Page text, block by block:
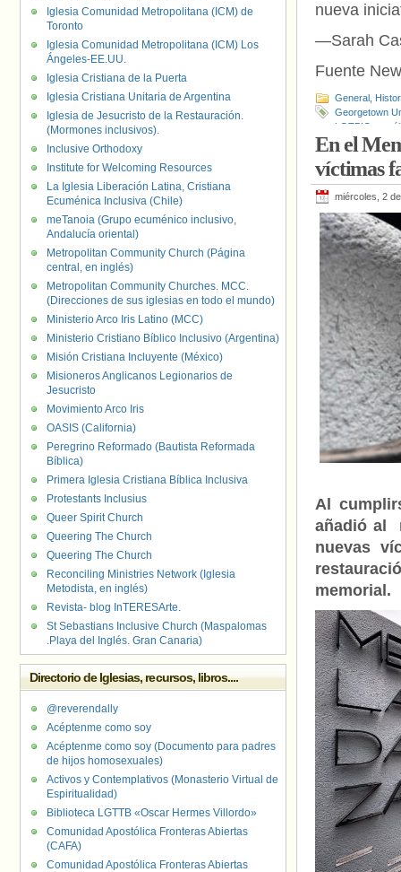
nueva
—Sarah
Fuente
General
Georgetown
LGTBIQ+
En el
víctimas
miércoles, 2
Al
añadió al
nuevas
memorial.
Iglesia Comunidad Metropolitana (ICM) de
Toronto
Iglesia Comunidad Metropolitana (ICM) Los
Ángeles-EE.UU.
Iglesia Cristiana de la Puerta
Iglesia Cristiana Unitaria de Argentina
Iglesia de Jesucristo de la Restauración.
(Mormones inclusivos).
Inclusive Orthodoxy
Institute for Welcoming Resources
La Iglesia Liberación Latina, Cristiana
Ecuménica Inclusiva (Chile)
meTanoia (Grupo ecuménico inclusivo,
Andalucía oriental)
Metropolitan Community Church (Página
central, en inglés)
Metropolitan Community Churches. MCC.
(Direcciones de sus iglesias en todo el mundo)
Ministerio Arco Iris Latino (MCC)
Ministerio Cristiano Bíblico Inclusivo (Argentina)
Misión Cristiana Incluyente (México)
Misioneros Anglicanos Legionarios de
Jesucristo
Movimiento Arco Iris
OASIS (California)
Peregrino Reformado (Bautista Reformada
Bíblica)
Primera Iglesia Cristiana Bíblica Inclusiva
Protestants Inclusius
Queer Spirit Church
Queering The Church
Queering The Church
Reconciling Ministries Network (Iglesia
Metodista, en inglés)
Revista- blog InTERESArte.
St Sebastians Inclusive Church (Maspalomas
.Playa del Inglés. Gran Canaria)
Directorio de Iglesias, recursos, libros....
@reverendally
Acéptenme como soy
Acéptenme como soy (Documento para padres
de hijos homosexuales)
Activos y Contemplativos (Monasterio Virtual de
Espiritualidad)
Biblioteca LGTTB «Oscar Hermes Villordo»
Comunidad Apostólica Fronteras Abiertas
(CAFA)
Comunidad Apostólica Fronteras Abiertas